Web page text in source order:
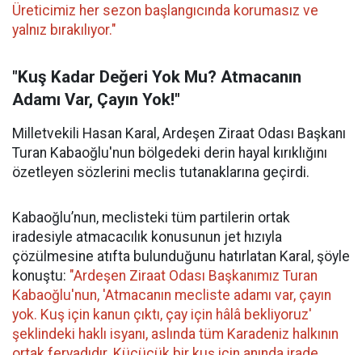
Üreticimiz her sezon başlangıcında korumasız ve
yalnız bırakılıyor."
"Kuş Kadar Değeri Yok Mu? Atmacanın
Adamı Var, Çayın Yok!"
Milletvekili Hasan Karal, Ardeşen Ziraat Odası Başkanı
Turan Kabaoğlu'nun bölgedeki derin hayal kırıklığını
özetleyen sözlerini meclis tutanaklarına geçirdi.
Kabaoğlu’nun, meclisteki tüm partilerin ortak
iradesiyle atmacacılık konusunun jet hızıyla
çözülmesine atıfta bulunduğunu hatırlatan Karal, şöyle
konuştu: "Ardeşen Ziraat Odası Başkanımız Turan
Kabaoğlu'nun, 'Atmacanın mecliste adamı var, çayın
yok. Kuş için kanun çıktı, çay için hâlâ bekliyoruz'
şeklindeki haklı isyanı, aslında tüm Karadeniz halkının